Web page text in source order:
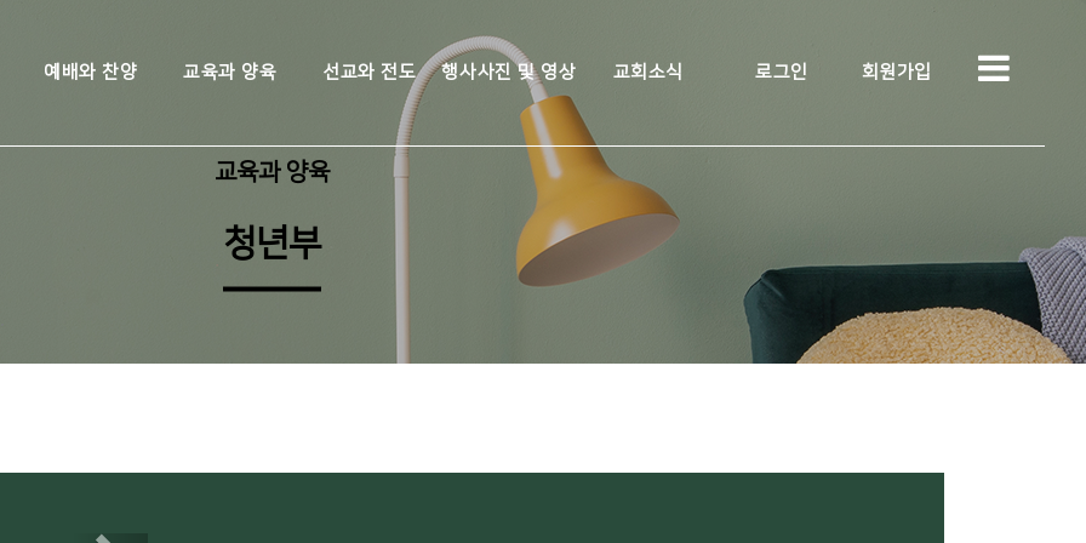
예배와 찬양 교육과 양육 선교와 전도 행사사진 및 영상 교회소식 로그인 회원가입
교육과 양육
청년부